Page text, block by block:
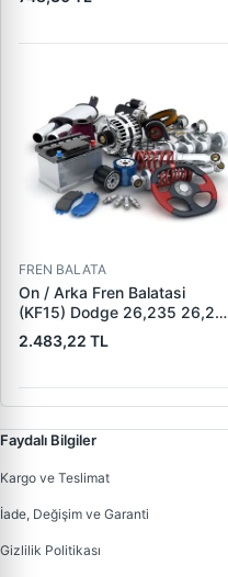
OEM 581012VA00
FREN BALATA
On / Arka Fren Balatasi
(KF15) Dodge 26,235 26,260
32,260 Dingil | KALE B 1278
1840 05 KF22 | OEM 19557 /
M91003501
2.483,22 TL
Faydalı Bilgiler
Kargo ve Teslimat
İade, Değişim ve Garanti
Gizlilik Politikası